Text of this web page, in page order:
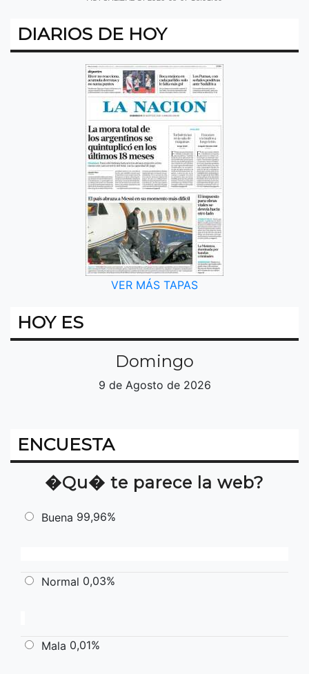
DIARIOS DE HOY
VER MÁS TAPAS
HOY ES
Domingo
9 de Agosto de 2026
ENCUESTA
�Qu� te parece la web?
Buena 99,96%
Normal 0,03%
Mala 0,01%